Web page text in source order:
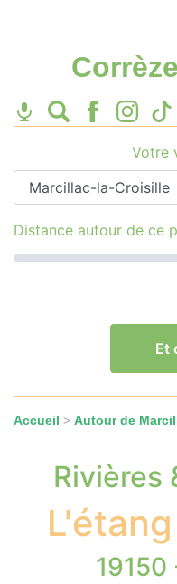
Corrèze
Votre
Distance autour de ce
Et
Accueil > Autour de
Rivières
19150